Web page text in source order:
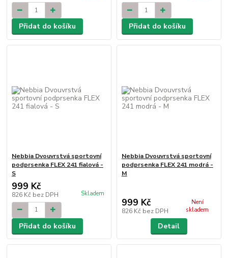
Přidat do košíku Přidat do košíku
Nebbia Dvouvrstvá sportovní
podprsenka FLEX 241 fialová -
S
999 Kč
826 Kč bez DPH Skladem
Přidat do košíku
Nebbia Dvouvrstvá sportovní
podprsenka FLEX 241 modrá -
M
999 Kč
826 Kč bez DPH
Není
skladem
Detail